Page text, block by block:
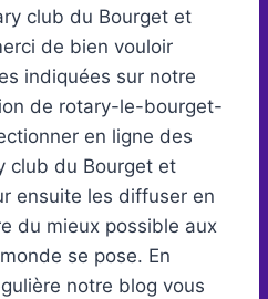
club du Bourget et
de bien vouloir
indiquées sur notre
de rotary-le-bourget-
en ligne des
club du Bourget et
ensuite les diffuser en
du mieux possible aux
se pose. En
notre blog vous